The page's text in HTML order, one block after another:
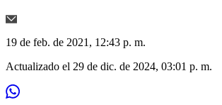
19 de feb. de 2021, 12:43 p. m.
Actualizado el 29 de dic. de 2024, 03:01 p. m.